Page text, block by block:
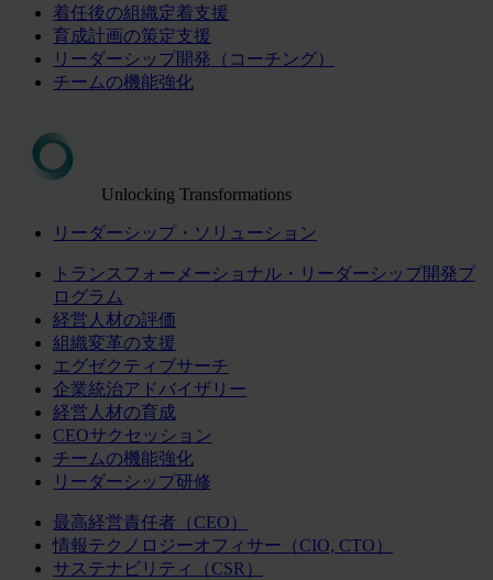
着任後の組織定着支援
育成計画の策定支援
リーダーシップ開発（コーチング）
チームの機能強化
Unlocking Transformations
リーダーシップ・ソリューション
トランスフォーメーショナル・リーダーシップ開発プ
ログラム
経営人材の評価
組織変革の支援
エグゼクティブサーチ
企業統治アドバイザリー
経営人材の育成
CEOサクセッション
チームの機能強化
リーダーシップ研修
最高経営責任者（CEO）
情報テクノロジーオフィサー（CIO, CTO）
サステナビリティ（CSR）